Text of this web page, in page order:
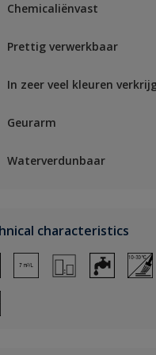
Chemicaliënvast
Prettig verwerkbaar
In zeer veel kleuren
Geurarm
Waterverdunbaar
characteristics